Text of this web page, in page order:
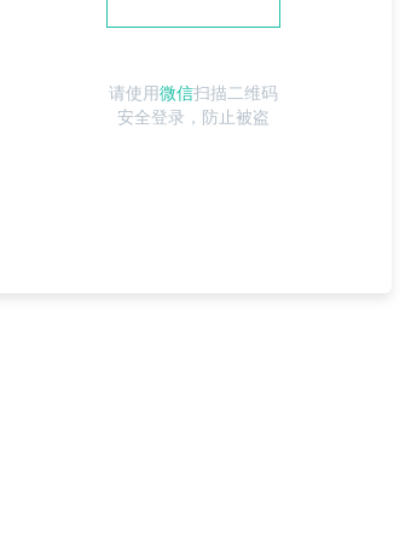
请使用 微信扫描二维码
安全登录，防止被盗